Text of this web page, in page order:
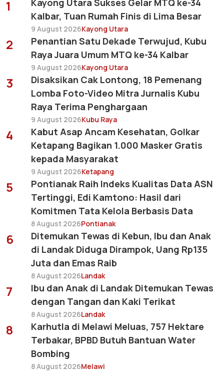
1
Kayong Utara Sukses Gelar MTQ ke-34
Kalbar, Tuan Rumah Finis di Lima Besar
9 August 2026Kayong Utara
2
Penantian Satu Dekade Terwujud, Kubu
Raya Juara Umum MTQ ke-34 Kalbar
9 August 2026Kayong Utara
3
Disaksikan Cak Lontong, 18 Pemenang
Lomba Foto-Video Mitra Jurnalis Kubu
Raya Terima Penghargaan
9 August 2026Kubu Raya
4
Kabut Asap Ancam Kesehatan, Golkar
Ketapang Bagikan 1.000 Masker Gratis
kepada Masyarakat
9 August 2026Ketapang
5
Pontianak Raih Indeks Kualitas Data ASN
Tertinggi, Edi Kamtono: Hasil dari
Komitmen Tata Kelola Berbasis Data
8 August 2026Pontianak
6
Ditemukan Tewas di Kebun, Ibu dan Anak
di Landak Diduga Dirampok, Uang Rp135
Juta dan Emas Raib
8 August 2026Landak
7
Ibu dan Anak di Landak Ditemukan Tewas
dengan Tangan dan Kaki Terikat
8 August 2026Landak
8
Karhutla di Melawi Meluas, 757 Hektare
Terbakar, BPBD Butuh Bantuan Water
Bombing
8 August 2026Melawi